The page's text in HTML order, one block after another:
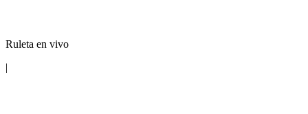
Ruleta en vivo
|